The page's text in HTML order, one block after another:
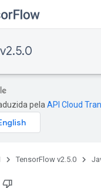
pela API Cloud
TensorFlow v2.5.0